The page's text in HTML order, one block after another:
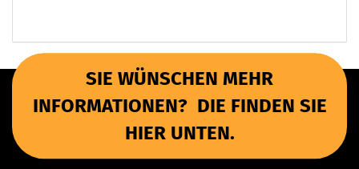
SIE WÜNSCHEN MEHR
INFORMATIONEN? DIE FINDEN SIE
HIER UNTEN.